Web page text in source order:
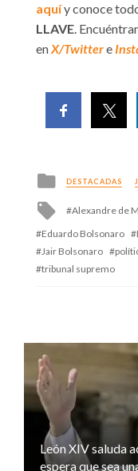
aquíy conoce
LLAVE.
enX/Twittere
Posted
in
DESTACADAS
Tagged
Alexandre de
Eduardo Bolsonaro
Jair Bolsonaro
tribunal supremo
León XIV saluda
espera que sea